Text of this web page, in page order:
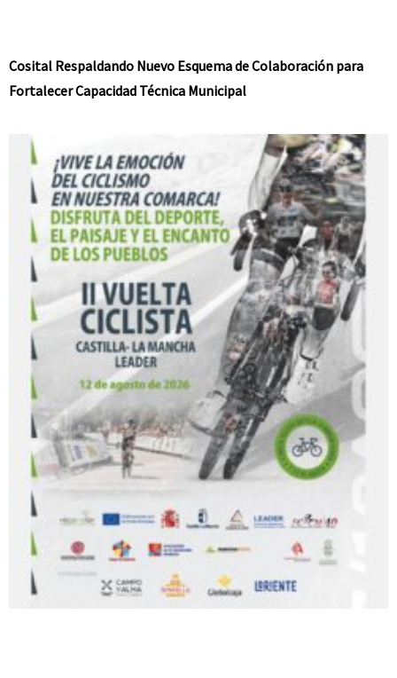
Cosital Respaldando Nuevo Esquema de Colaboración para
Fortalecer Capacidad Técnica Municipal